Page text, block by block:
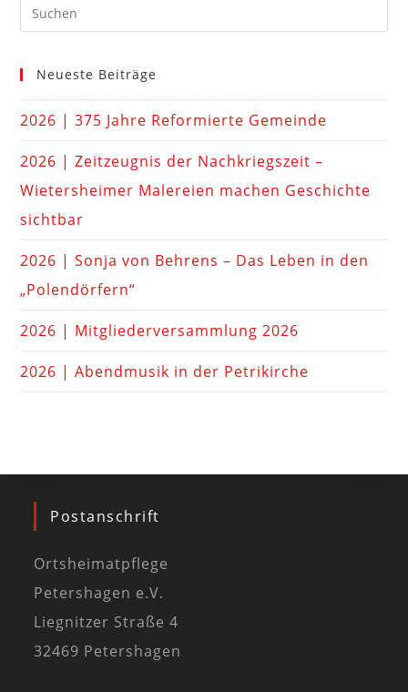
Neueste Beiträge
2026 | 375 Jahre Reformierte Gemeinde
2026 | Zeitzeugnis der Nachkriegszeit –
Wietersheimer Malereien machen Geschichte
sichtbar
2026 | Sonja von Behrens – Das Leben in den
„Polendörfern“
2026 | Mitgliederversammlung 2026
2026 | Abendmusik in der Petrikirche
Postanschrift
Ortsheimatpflege
Petershagen e.V.
Liegnitzer Straße 4
32469 Petershagen